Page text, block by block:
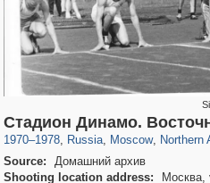
Стадион Динамо.
1970–1978, Russia
1,406,255 29,243
, Moscow
319,780 8,286
, Northern
22,533 598
Source:
Домашний архив
Shooting location address:
Москва,